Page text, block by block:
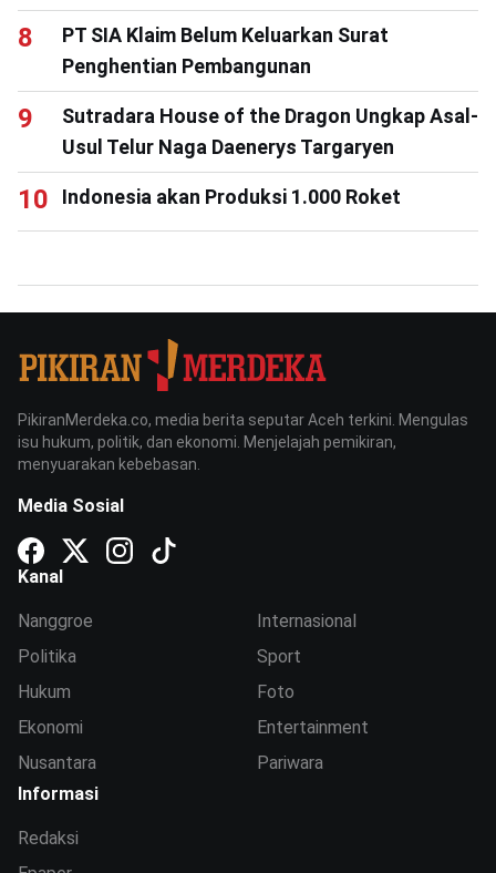
PT SIA Klaim Belum Keluarkan Surat
Penghentian Pembangunan
Sutradara House of the Dragon Ungkap Asal-
Usul Telur Naga Daenerys Targaryen
Indonesia akan Produksi 1.000 Roket
PikiranMerdeka.co, media berita seputar Aceh terkini. Mengulas
isu hukum, politik, dan ekonomi. Menjelajah pemikiran,
menyuarakan kebebasan.
Media Sosial
Kanal
Nanggroe
Politika
Hukum
Ekonomi
Nusantara
Internasional
Sport
Foto
Entertainment
Pariwara
Informasi
Redaksi